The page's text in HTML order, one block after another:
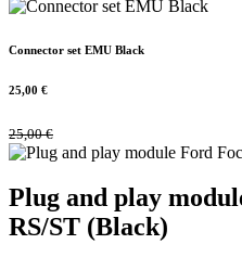
Connector set EMU Black
25,00 €
25,00€
Plug and play
RS/ST (Black)